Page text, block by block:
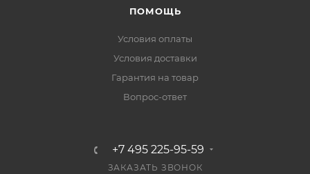
ПОМОЩЬ
Условия оплаты
Условия доставки
Гарантия на товар
Вопрос-ответ
+7 495 225-95-59
ЗАКАЗАТЬ ЗВОНОК